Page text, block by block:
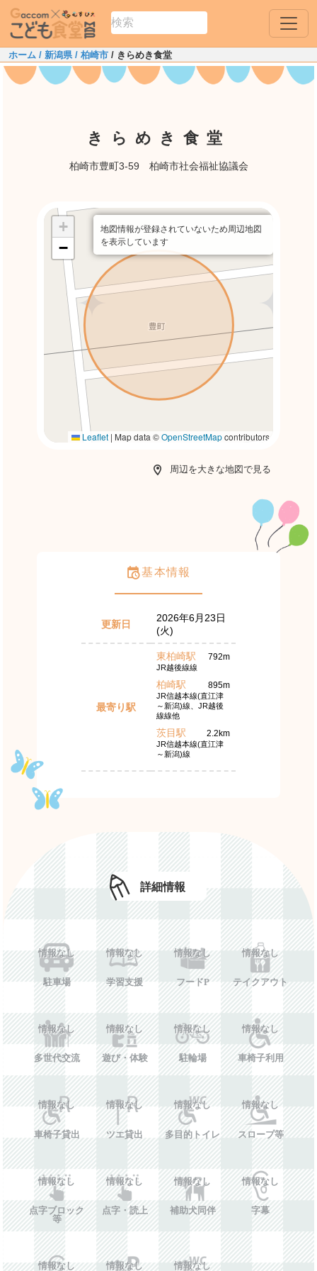
ホーム / 新潟県/ 柏崎市 / きらめき食堂
きらめき食堂
柏崎市豊町3-59 柏崎市社会福祉協議会
+
−
Leaflet | Map data ©OpenStreetMapcontributors
地図情報が登録されていないため周辺地図
を表示しています
周辺を大きな地図で見る
基本情報
更新日
2026年6月23日
(火)
最寄り駅
東柏崎駅 792m
JR越後線線
柏崎駅 895m
JR信越本線(直江津
～新潟)線、JR越後
線線他
茨目駅 2.2km
JR信越本線(直江津
～新潟)線
詳細情報
情報なし
駐車場
情報なし
学習支援
情報なし
フードP
情報なし
テイクアウト
情報なし
多世代交流
情報なし
遊び・体験
情報なし
駐輪場
情報なし
車椅子利用
情報なし
車椅子貸出
情報なし
ツエ貸出
情報なし
多目的トイレ
情報なし
スロープ等
情報なし
点字ブロック
等
情報なし
点字・読上
情報なし
補助犬同伴
情報なし
字幕
情報なし 情報なし 情報なし